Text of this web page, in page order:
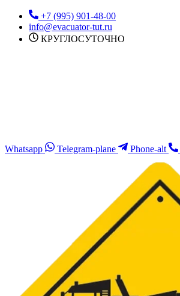
Перейти
содержимому
+7 (995) 901-48-00
info@evacuator-tut.ru
КРУГЛОСУТОЧНО
Whatsapp Telegram-plane Phone-alt